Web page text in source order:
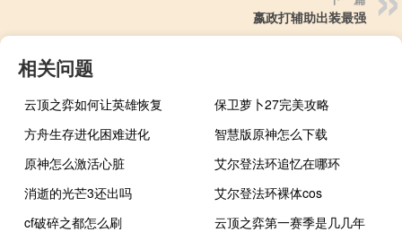
嬴政打辅助出装最强
相关问题
云顶之弈如何让英雄恢复
保卫萝卜27完美攻略
方舟生存进化困难进化
智慧版原神怎么下载
原神怎么激活心脏
艾尔登法环追忆在哪环
消逝的光芒3还出吗
艾尔登法环裸体cos
cf破碎之都怎么刷
云顶之弈第一赛季是几几年